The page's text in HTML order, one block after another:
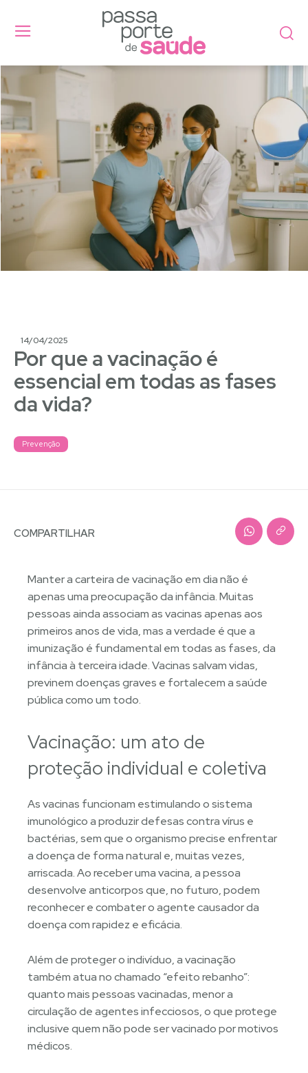
14/04/2025
Por que a vacinação é
essencial em todas as fases
da vida?
Prevenção
COMPARTILHAR
Manter a carteira de vacinação em dia não é
apenas uma preocupação da infância. Muitas
pessoas ainda associam as vacinas apenas aos
primeiros anos de vida, mas a verdade é que a
imunização é fundamental em todas as fases, da
infância à terceira idade. Vacinas salvam vidas,
previnem doenças graves e fortalecem a saúde
pública como um todo.
Vacinação: um ato de
proteção individual e coletiva
As vacinas funcionam estimulando o sistema
imunológico a produzir defesas contra vírus e
bactérias, sem que o organismo precise enfrentar
a doença de forma natural e, muitas vezes,
arriscada. Ao receber uma vacina, a pessoa
desenvolve anticorpos que, no futuro, podem
reconhecer e combater o agente causador da
doença com rapidez e eficácia.
Além de proteger o indivíduo, a vacinação
também atua no chamado “efeito rebanho”:
quanto mais pessoas vacinadas, menor a
circulação de agentes infecciosos, o que protege
inclusive quem não pode ser vacinado por motivos
médicos.